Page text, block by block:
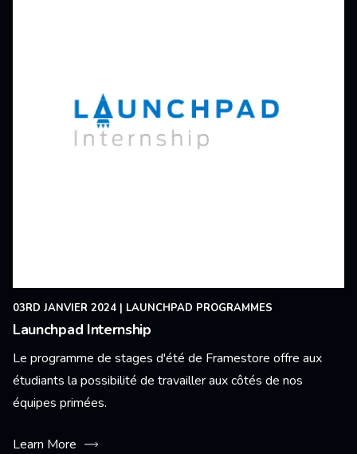
03RD JANVIER 2024 | LAUNCHPAD PROGRAMMES
Launchpad Internship
Le programme de stages d'été de Framestore offre aux
étudiants la possibilité de travailler aux côtés de nos
équipes primées.
Learn More